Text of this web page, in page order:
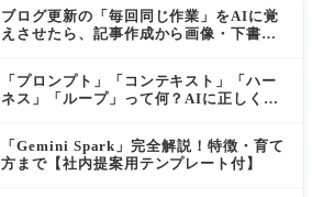
ブログ更新の「毎回同じ作業」をAIに覚
えさせたら、記事作成から画像・下書き
「プロンプト」「コンテキスト」「ハー
ネス」「ループ」って何？AIに正しく伝
「Gemini Spark」完全解説！特徴・育て
方まで【社内提案用テンプレート付】